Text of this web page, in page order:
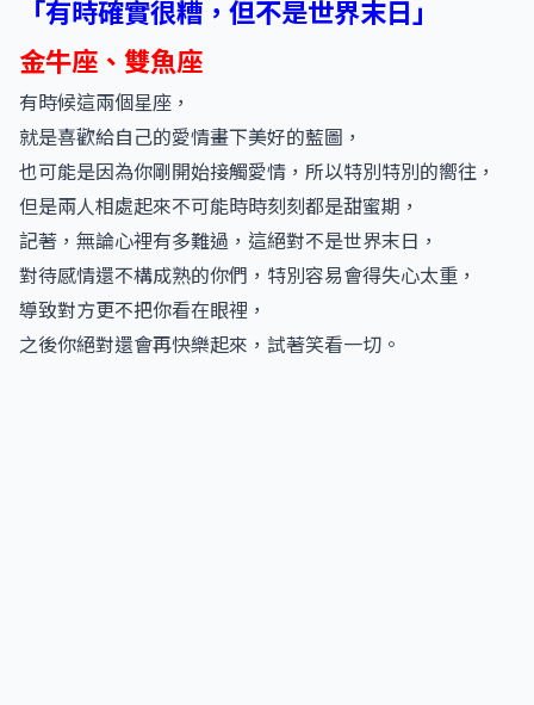
「有時確實很糟，但不是世界末日」
金牛座、雙魚座
有時候這兩個星座，
就是喜歡給自己的愛情畫下美好的藍圖，
也可能是因為你剛開始接觸愛情，所以特別特別的嚮往，
但是兩人相處起來不可能時時刻刻都是甜蜜期，
記著，無論心裡有多難過，這絕對不是世界末日，
對待感情還不構成熟的你們，特別容易會得失心太重，
導致對方更不把你看在眼裡，
之後你絕對還會再快樂起來，試著笑看一切。